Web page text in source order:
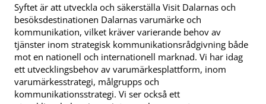
Syftet är att utveckla och säkerställa Visit Dalarnas och
besöksdestinationen Dalarnas varumärke och
kommunikation, vilket kräver varierande behov av
tjänster inom strategisk kommunikationsrådgivning både
mot en nationell och internationell marknad. Vi har idag
ett utvecklingsbehov av varumärkesplattform, inom
varumärkesstrategi, målgrupps och
kommunikationsstrategi. Vi ser också ett